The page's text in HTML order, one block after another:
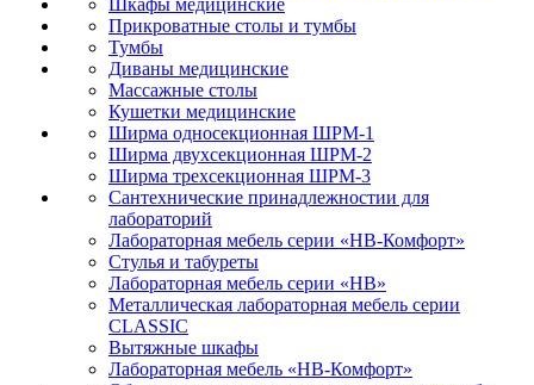
Шкафы медицинские
Прикроватные столы и тумбы
Тумбы
Диваны медицинские
Массажные столы
Кушетки медицинские
Ширма односекционная ШРМ-1
Ширма двухсекционная ШРМ-2
Ширма трехсекционная ШРМ-3
Сантехнические принадлежностии для
лабораторий
Лабораторная мебель серии «НВ-Комфорт»
Стулья и табуреты
Лабораторная мебель серии «НВ»
Металлическая лабораторная мебель серии
CLASSIC
Вытяжные шкафы
Лабораторная мебель «НВ-Комфорт»